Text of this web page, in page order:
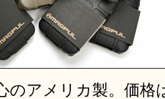
のアメリカ製。価格